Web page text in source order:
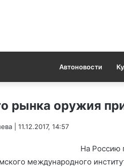
Автоновости
рынка оружия
| 11.12.2017, 14:57
На Россию
международного